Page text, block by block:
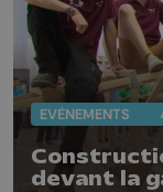
EVÈNEMENTS
devant la